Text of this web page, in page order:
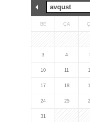
BE ÇA
3 4
10 11
17 18
24 25
31